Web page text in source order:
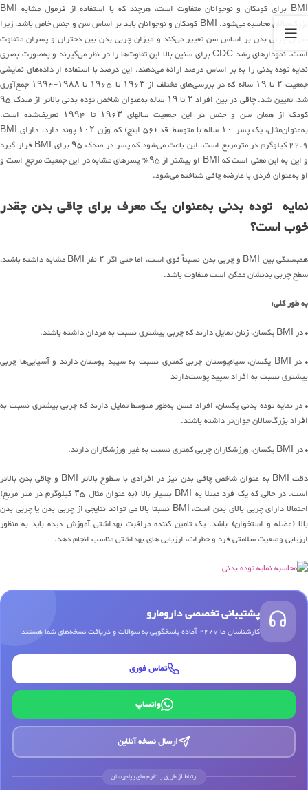
BMI برای کودکان و نوجوانان متفاوت است، هرچند که با استفاده از فرمول مشابه BMI
بزرگ‌سالان محاسبه می‌شود. BMI کودکان و نوجوانان باید بر اساس سن و جنس خاص باشد، زیرا
میزان چربی بدن بر اساس سن تغییر می‌کند و میزان چربی بدن بین دختران و پسران متفاوت
است. نمودارهای رشد CDC برای سنین بالا این تفاوت‌ها را در نظر می‌گیرند و به‌صورت بصری
نمایه توده بدنی را به بر اساس درصد ارائه می‌دهند. این درصد با استفاده از داده‌های نمایشی
جمعیت ۲ تا ۱۹ ساله که در بررسی‌های مختلف از ۱۹۶۳ تا ۱۹۶۵ تا ۱۹۸۸-۱۹۹۴ جمع‌آوری
شد، تعیین شد. چاقی در بین افراد ۲ تا ۱۹ ساله به‌عنوان شاخص توده بدنی بالاتر از صدک ۹۵
کودک از همان سن و جنس در این جمعیت سالهای ۱۹۶۳ تا ۱۹۹۴ تعریف‌شده است.
به‌عنوان‌مثال، یک پسر ۱۰ ساله با متوسط قد (۵۶ اینچ) که وزن ۱۰۲ پوند دارد، دارای BMI
22.9 کیلوگرم در مترمربع است. این باعث می‌شود که پسر در صدک ۹۵ برای BMI قرار گیرد
و این به این معنی است که BMI او بیشتر از ۹۵٪ پسرهای مشابه در این جمعیت مرجع است و
او به‌عنوان فردی با عارضه چاقی شناخته می‌شود.
نمایه توده بدنی به‌عنوان یک معرف برای چاقی بدن چقدر
خوب است؟
همبستگی بین BMI و چربی بدن نسبتاً قوی است، اما حتی اگر ۲ نفر BMI مشابه داشته باشند،
سطح چربی بدنشان ممکن است متفاوت باشد.
به طور کلی:
• در BMI یکسان، زنان تمایل دارند که چربی بیشتری نسبت به مردان داشته باشند.
• در BMI یکسان، سیاه‌پوستان چربی کمتری نسبت به سپید پوستان دارند و آسیایی‌ها چربی
بیشتری نسبت به افراد سپید پوست‌دارند
• در نمایه توده بدنی یکسان، افراد مسن به‌طور متوسط تمایل دارند که چربی بیشتری نسبت به
افراد بزرگ‌سالان جوان‌تر داشته باشند.
• در BMI یکسان، ورزشکاران چربی کمتری نسبت به غیر ورزشکاران دارند.
دقت BMI به عنوان شاخص چاقی بدن نیز در افرادی با سطوح بالاتر BMI و چاقی بدن بالاتر
است. در حالی که یک فرد مبتلا به BMI بسیار بالا (به عنوان مثال ۳۵ کیلوگرم در متر مربع)
احتمالا دارای چربی بالای بدن است، BMI نسبتا بالا می تواند نتایجی از چربی بدن یا چربی بدن
بالا (عضله و استخوان) باشد. یک تامین کننده مراقبت بهداشتی آموزش دیده باید به منظور
ارزیابی وضعیت سلامتی فرد و خطرات، ارزیابی های بهداشتی مناسب انجام دهد.
پشتیبانی تخصصی دارومارو
کارشناسان ما 24/7 آماده پاسخگویی به سوالات و دریافت نسخه‌های شما هستند
تماس فوری
واتساپ
ارسال نسخه آنلاین
ارتباط از طریق پلتفرم‌های پیام‌رسان